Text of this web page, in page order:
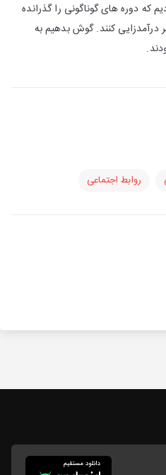
که دوره های گوناگونی را گذرانده
درآمدزایی کنند. گوش بدهیم به
روابط اجتماعی